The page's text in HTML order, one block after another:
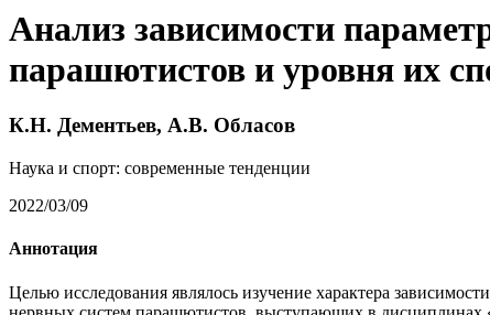
Анализ зависимости
парашютистов и уровня их
К.Н. Дементьев, А.В. Обласов
Наука и спорт: современные тенденции
2022/03/09
Аннотация
Целью исследования являлось изучение характера